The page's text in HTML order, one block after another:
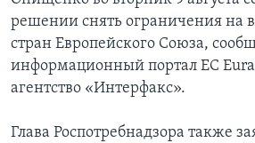
решении снять ограничения на
стран Европейского Союза,
информационный портал ЕС
агентство «Интерфакс».
Глава Роспотребнадзора также